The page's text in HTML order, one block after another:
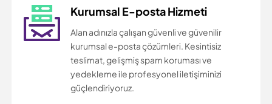
Kurumsal E-posta Hizmeti
Alan adınızla çalışan güvenli ve güvenilir
kurumsal e-posta çözümleri. Kesintisiz
teslimat, gelişmiş spam koruması ve
yedekleme ile profesyonel iletişiminizi
güçlendiriyoruz.